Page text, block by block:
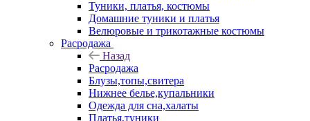
Туники, платья, костюмы
Домашние туники и платья
Велюровые и трикотажные костюмы
Расродажа
Назад
Расродажа
Блузы,топы,свитера
Нижнее белье,купальники
Одежда для сна,халаты
Платья,туники